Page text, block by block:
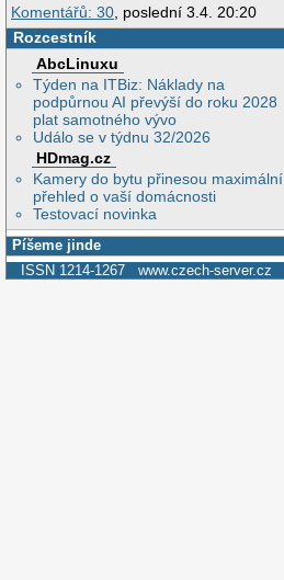
Komentářů: 30 , poslední 3.4. 20:20
Rozcestník
AbcLinuxu
Týden na ITBiz: Náklady na
podpůrnou AI převýší do roku 2028
plat samotného vývo
Událo se v týdnu 32/2026
HDmag.cz
Kamery do bytu přinesou maximální
přehled o vaší domácnosti
Testovací novinka
Píšeme jinde
ISSN 1214-1267 www.czech-server.cz